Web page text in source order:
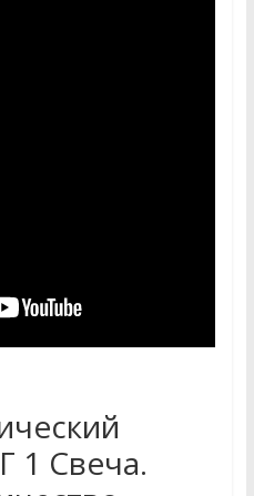
1 Свеча.